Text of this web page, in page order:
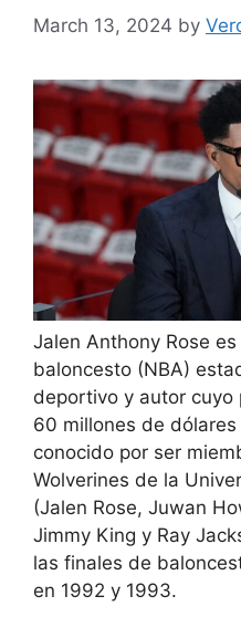
March 13, 2024 by
Jalen Anthony Rose
baloncesto (NBA)
deportivo y autor cuyo
60 millones de
conocido por ser
Wolverines de la
(Jalen Rose, Juwan
Jimmy King y Ray
las finales de
en 1992 y 1993.